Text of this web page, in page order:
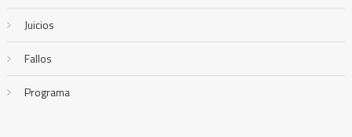
Juicios
Fallos
Programa